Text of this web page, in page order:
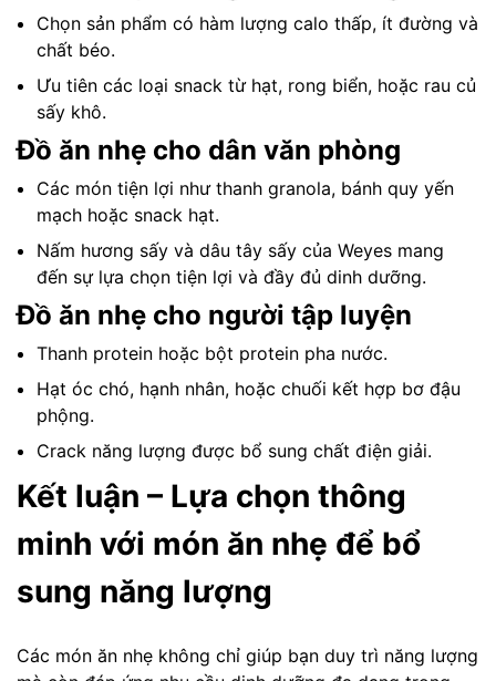
Chọn sản phẩm có hàm lượng calo thấp, ít đường và
chất béo.
Ưu tiên các loại snack từ hạt, rong biển, hoặc rau củ
sấy khô.
Đồ ăn nhẹ cho dân văn phòng
Các món tiện lợi như thanh granola, bánh quy yến
mạch hoặc snack hạt.
Nấm hương sấy và dâu tây sấy của Weyes mang
đến sự lựa chọn tiện lợi và đầy đủ dinh dưỡng.
Đồ ăn nhẹ cho người tập luyện
Thanh protein hoặc bột protein pha nước.
Hạt óc chó, hạnh nhân, hoặc chuối kết hợp bơ đậu
phộng.
Crack năng lượng được bổ sung chất điện giải.
Kết luận – Lựa chọn thông
minh với món ăn nhẹ để bổ
sung năng lượng
Các món ăn nhẹ không chỉ giúp bạn duy trì năng lượng